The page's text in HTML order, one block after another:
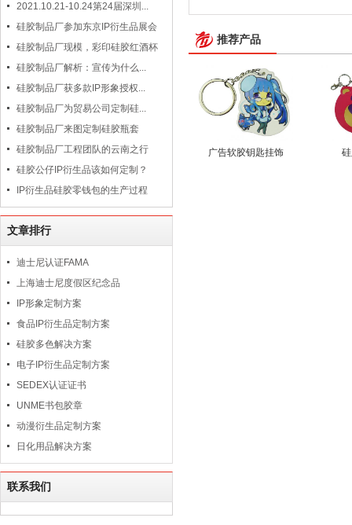
2021.10.21-10.24第24届深圳...
硅胶制品厂参加东京IP衍生品展会
硅胶制品厂现模，彩印硅胶红酒杯
硅胶制品厂解析：宣传为什么...
硅胶制品厂获多款IP形象授权...
硅胶制品厂为贸易公司定制硅...
硅胶制品厂来图定制硅胶瓶套
硅胶制品厂工程团队的云南之行
硅胶公仔IP衍生品该如何定制？
IP衍生品硅胶零钱包的生产过程
文章排行
迪士尼认证FAMA
上海迪士尼度假区纪念品
IP形象定制方案
食品IP衍生品定制方案
硅胶多色解决方案
电子IP衍生品定制方案
SEDEX认证证书
UNME书包胶章
动漫衍生品定制方案
日化用品解决方案
联系我们
推荐产品
广告软胶钥匙挂饰